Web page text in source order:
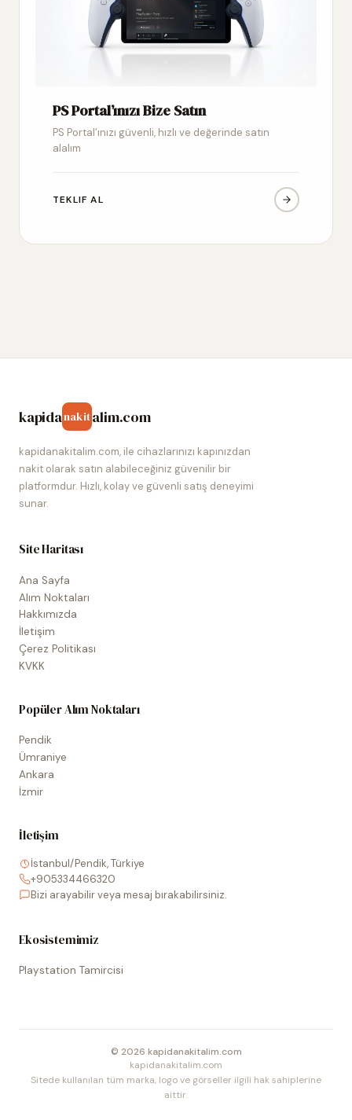
PS Portal’ınızı Bize Satın
PS Portal’ınızı güvenli, hızlı ve değerinde satın
alalım
TEKLIF AL
kapidanakitalim.com
kapidanakitalim.com, ile cihazlarınızı kapınızdan
nakit olarak satın alabileceğiniz güvenilir bir
platformdur. Hızlı, kolay ve güvenli satış deneyimi
sunar.
Site Haritası
Ana Sayfa
Alım Noktaları
Hakkımızda
İletişim
Çerez Politikası
KVKK
Popüler Alım Noktaları
Pendik
Ümraniye
Ankara
İzmir
İletişim
İstanbul/Pendik, Türkiye
+905334466320
Bizi arayabilir veya mesaj bırakabilirsiniz.
Ekosistemimiz
Playstation Tamircisi
© 2026 kapidanakitalim.com
kapidanakitalim.com
Sitede kullanılan tüm marka, logo ve görseller ilgili hak sahiplerine
aittir.